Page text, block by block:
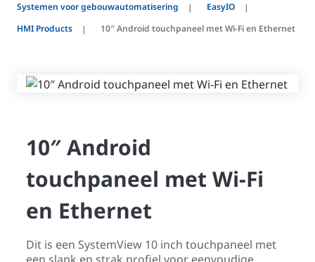
Systemen voor gebouwautomatisering
EasyIO
HMI Products
10″ Android touchpaneel met Wi-Fi en Ethernet
10″ Android
touchpaneel met Wi-Fi
en Ethernet
Dit is een SystemView 10 inch touchpaneel met